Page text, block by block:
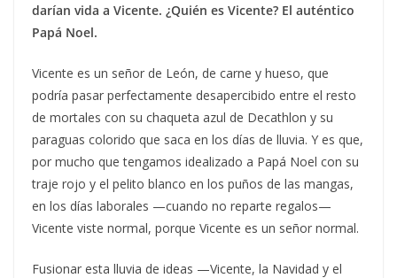
darían vida a Vicente. ¿Quién es Vicente? El auténtico
Papá Noel.
Vicente es un señor de León, de carne y hueso, que
podría pasar perfectamente desapercibido entre el resto
de mortales con su chaqueta azul de Decathlon y su
paraguas colorido que saca en los días de lluvia. Y es que,
por mucho que tengamos idealizado a Papá Noel con su
traje rojo y el pelito blanco en los puños de las mangas,
en los días laborales —cuando no reparte regalos—
Vicente viste normal, porque Vicente es un señor normal.
Fusionar esta lluvia de ideas —Vicente, la Navidad y el